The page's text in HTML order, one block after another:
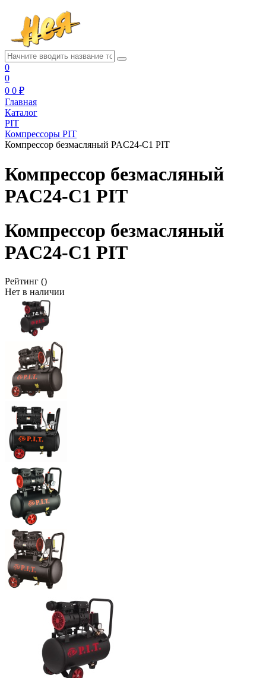
0
0
0 0 ₽
Главная
Каталог
PIT
Компрессоры PIT
Компрессор безмасляный PAC24-C1 PIT
Компрессор безмасляный
PAC24-C1 PIT
Компрессор безмасляный
PAC24-C1 PIT
Рейтинг ()
Нет в наличии